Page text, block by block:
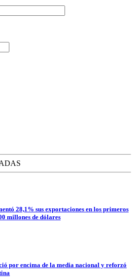
28,1% sus exportaciones en los primeros
millones de dólares
por encima de la media nacional y reforzó